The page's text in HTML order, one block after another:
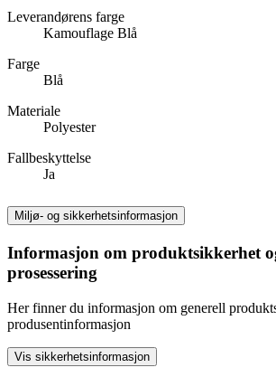
Leverandørens farge
Kamouflage Blå
Farge
Blå
Materiale
Polyester
Fallbeskyttelse
Ja
Miljø- og sikkerhetsinformasjon
Informasjon om produktsikkerhet
prosessering
Her finner du informasjon om generell
produsentinformasjon
Vis sikkerhetsinformasjon